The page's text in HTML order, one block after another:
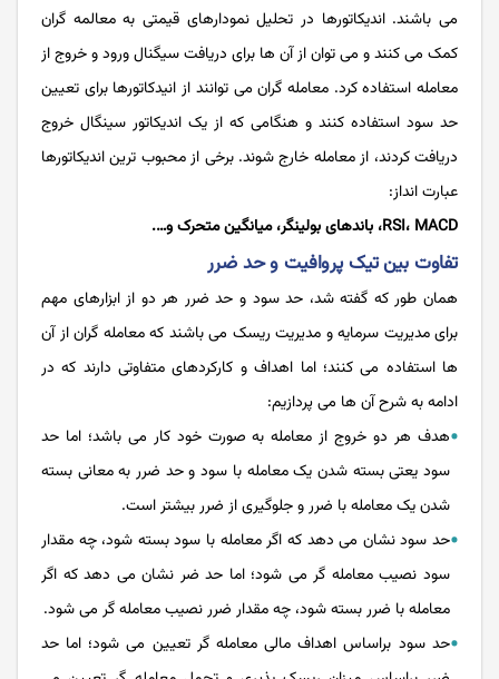
می باشند. اندیکاتورها در تحلیل نمودارهای قیمتی به معالمه گران
کمک می کنند و می توان از آن ها برای دریافت سیگنال ورود و خروج از
معامله استفاده کرد. معامله گران می توانند از انیدکاتورها برای تعیین
حد سود استفاده کنند و هنگامی که از یک اندیکاتور سینگال خروج
دریافت کردند، از معامله خارج شوند. برخی از محبوب ترین اندیکاتورها
عبارت انداز:
RSI، MACD، باندهای بولینگر، میانگین متحرک و….
تفاوت بین تیک پروافیت و حد ضرر
همان طور که گفته شد، حد سود و حد ضرر هر دو از ابزارهای مهم
برای مدیریت سرمایه و مدیریت ریسک می باشند که معامله گران از آن
ها استفاده می کنند؛ اما اهداف و کارکردهای متفاوتی دارند که در
ادامه به شرح آن ها می پردازیم:
هدف هر دو خروج از معامله به صورت خود کار می باشد؛ اما حد
سود یعتی بسته شدن یک معامله با سود و حد ضرر به معانی بسته
شدن یک معامله با ضرر و جلوگیری از ضرر بیشتر است.
حد سود نشان می دهد که اگر معامله با سود بسته شود، چه مقدار
سود نصیب معامله گر می شود؛ اما حد ضر نشان می دهد که اگر
معامله با ضرر بسته شود، چه مقدار ضرر نصیب معامله گر می شود.
حد سود براساس اهداف مالی معامله گر تعیین می شود؛ اما حد